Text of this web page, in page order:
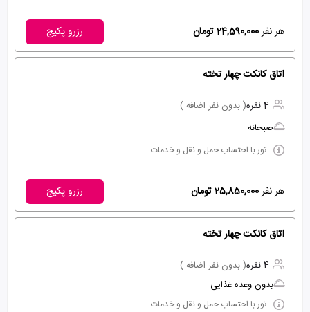
هر نفر24,590,000 تومان رزرو پکیج
اتاق کانکت چهار تخته
4 نفره
( بدون نفر اضافه )
صبحانه
تور با احتساب حمل و نقل و خدمات
هر نفر25,850,000 تومان رزرو پکیج
اتاق کانکت چهار تخته
4 نفره
( بدون نفر اضافه )
بدون وعده غذایی
تور با احتساب حمل و نقل و خدمات